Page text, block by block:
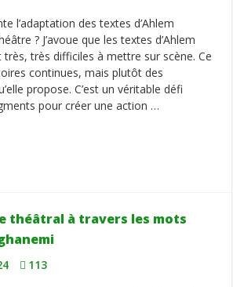
l’adaptation des textes d’Ahlem
? J’avoue que les textes d’Ahlem
très difficiles à mettre sur scène. Ce
continues, mais plutôt des
propose. C’est un véritable défi
pour créer une action …
théâtral à travers les mots
113